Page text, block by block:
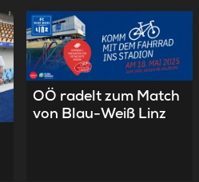
OÖ radelt zum Match
von Blau-Weiß Linz